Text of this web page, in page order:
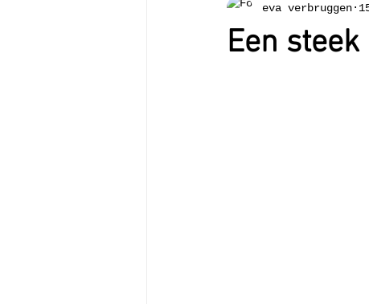
Tweedehandsgeluk
Een
eva verbruggen